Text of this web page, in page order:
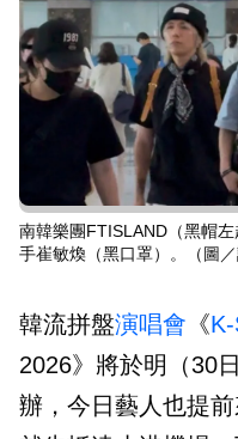
南韓樂團FTISLAND（黑帽
手崔敏煥（黑口罩）。（圖／
韓流拼盤演唱會 《
2026》將於明（30
辦，今日藝人也提